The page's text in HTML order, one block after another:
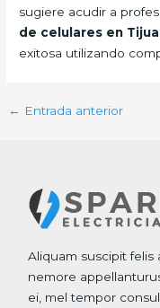
sugiere acudir a
de celulares en
exitosa utilizando
← Entrada anterior
Aliquam suscipit
nemore
ei, mel tempor